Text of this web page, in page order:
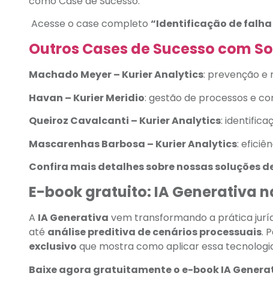
Acesse o case completo “Identificação de
Outros Cases de Sucesso com
Machado Meyer – Kurier Analytics: prevenção e
Havan – Kurier Meridio: gestão de processos e
Queiroz Cavalcanti – Kurier Analytics:
Mascarenhas Barbosa – Kurier Analytics:
Confira mais detalhes sobre nossas soluções
E-book gratuito: IA Generativa
A IA Generativa vem transformando a prática
até análise preditiva de cenários processuais.
exclusivo que mostra como aplicar essa
Baixe agora gratuitamente o e-book IA